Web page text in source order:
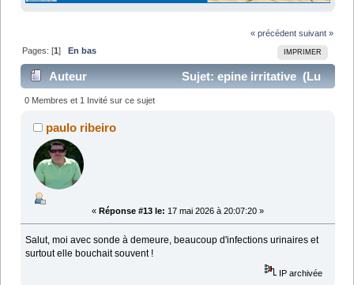
« précédent suivant »
IMPRIMER
Pages: [1] En bas
Auteur
Sujet: epine irritative (Lu
28838 fois)
0 Membres et 1 Invité sur ce sujet
paulo ribeiro
« Réponse #13 le: 17 mai 2026 à 20:07:20 »
Salut, moi avec sonde à demeure, beaucoup d'infections urinaires et
surtout elle bouchait souvent !
IP archivée